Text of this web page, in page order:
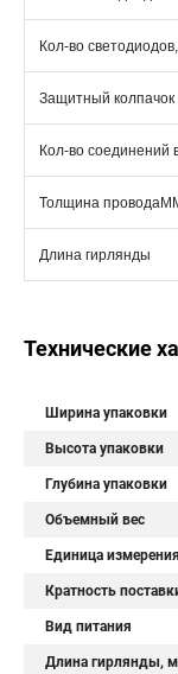
Кол-во
Защитный колпачок
Кол-во соединений
Толщина
Длина гирлянды
Технические
Ширина упаковки
Высота упаковки
Глубина упаковки
Объемный вес
Единица измерения
Кратность
Вид питания
Длина гирлянды, м